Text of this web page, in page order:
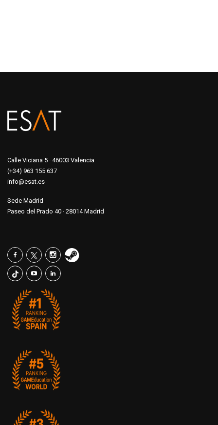
Calle Viciana 5 · 46003 Valencia
(+34) 963 155 637
info@esat.es
Sede Madrid
Paseo del Prado 40 · 28014 Madrid